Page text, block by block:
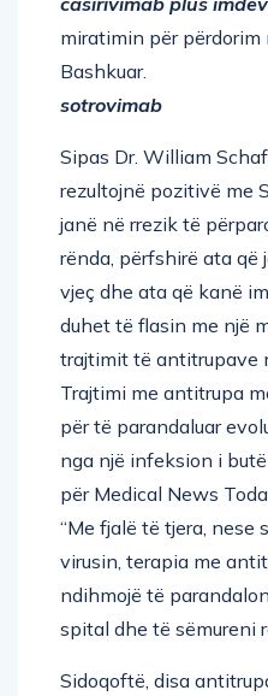
miratimin për përdorim
Bashkuar.
sotrovimab
Sipas Dr. William
rezultojnë pozitivë me
janë në rrezik të
rënda, përfshirë ata që
vjeç dhe ata që kanë
duhet të flasin me një
trajtimit të antitrupave
Trajtimi me antitrupa
për të parandaluar
nga një infeksion i
për Medical News
“Me fjalë të tjera, nese
virusin, terapia me
ndihmojë të
spital dhe të sëmureni
Sidoqoftë, disa